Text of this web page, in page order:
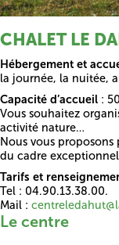
CHALET LE
Hébergement et
la journée, la nuitée,
Capacité d’accueil :
Vous souhaitez
activité nature…
Nous vous
du cadre
Tarifs et
Tel : 04.90.13.38.00.
Mail :
Le centre